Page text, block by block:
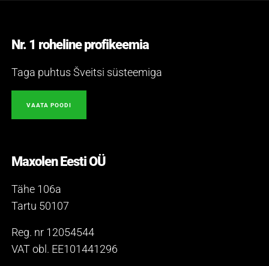
Nr. 1 roheline profikeemia
Taga puhtus Šveitsi süsteemiga
VAATA POODI
Maxolen Eesti OÜ
Tähe 106a
Tartu 50107
Reg. nr 12054544
VAT obl. EE101441296